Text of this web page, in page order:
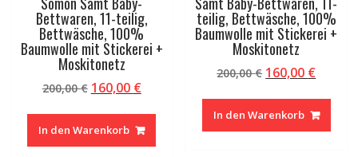
Bettwaren, 11-teilig,
Bettwäsche, 100%
Baumwolle mit Stickerei +
Moskitonetz
200,00€ Ursprünglicher
war:
200,00 €
160,00 €Aktueller
160,00 €.
In den Warenkorb
teilig, Bettwäsche, 100%
Baumwolle mit Stickerei +
Moskitonetz
200,00€ Ursprünglicher
war:
200,00 €
160,00 €
160,00
In den Warenkorb